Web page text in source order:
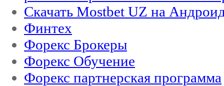
Скачать Mostbet UZ на
Финтех
Форекс Брокеры
Форекс Обучение
Форекс партнерская программа